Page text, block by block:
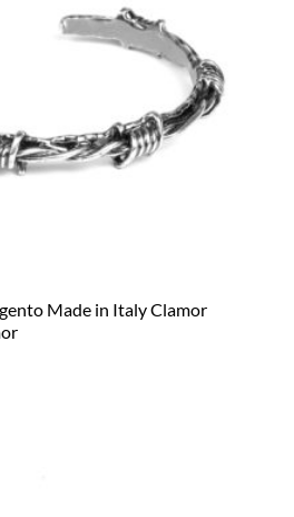
Made in Italy Clamor